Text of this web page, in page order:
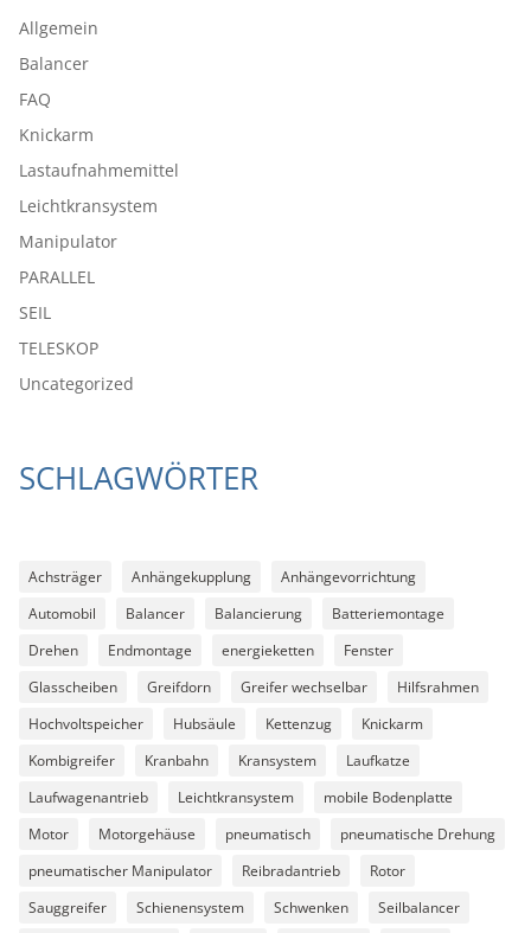
Allgemein
Balancer
FAQ
Knickarm
Lastaufnahmemittel
Leichtkransystem
Manipulator
PARALLEL
SEIL
TELESKOP
Uncategorized
SCHLAGWÖRTER
Achsträger Anhängekupplung
Anhängevorrichtung
Automobil
Balancer Balancierung
Batteriemontage
Drehen
Endmontage energieketten
Fenster
Glasscheiben
Greifdorn Greifer wechselbar
Hilfsrahmen
Hochvoltspeicher
Hubsäule Kettenzug
Knickarm
Kombigreifer
Kranbahn Kransystem
Laufkatze
Laufwagenantrieb
Leichtkransystem
mobile Bodenplatte
Motor
Motorgehäuse pneumatisch
pneumatische Drehung
pneumatischer Manipulator
Reibradantrieb
Rotor
Sauggreifer
Schienensystem Schwenken
Seilbalancer